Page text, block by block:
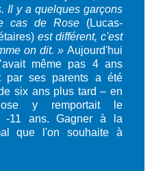
Il y a quelques garçons
cas de Rose (Lucas-
est différent, c'est
on dit. » Aujourd'hui
même pas 4 ans
par ses parents a été
six ans plus tard – en
y remportait le
-11 ans. Gagner à la
que l'on souhaite à